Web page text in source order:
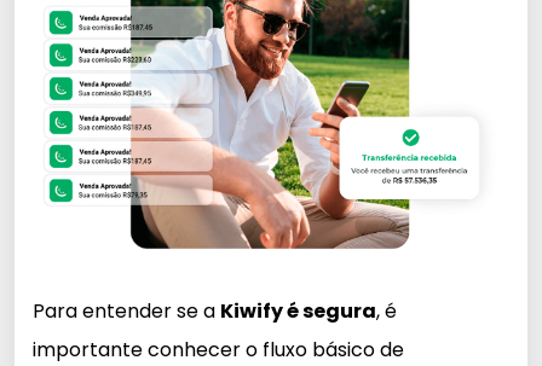
Para entender se a Kiwify é segura, é
importante conhecer o fluxo básico de